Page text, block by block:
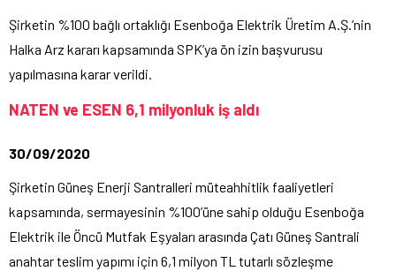
Şirketin %100 bağlı ortaklığı Esenboğa Elektrik Üretim A.Ş.’nin
Halka Arz kararı kapsamında SPK’ya ön izin başvurusu
yapılmasına karar verildi.
NATEN ve ESEN 6,1 milyonluk iş aldı
30/09/2020
Şirketin Güneş Enerji Santralleri müteahhitlik faaliyetleri
kapsamında, sermayesinin %100’üne sahip olduğu Esenboğa
Elektrik ile Öncü Mutfak Eşyaları arasında Çatı Güneş Santrali
anahtar teslim yapımı için 6,1 milyon TL tutarlı sözleşme